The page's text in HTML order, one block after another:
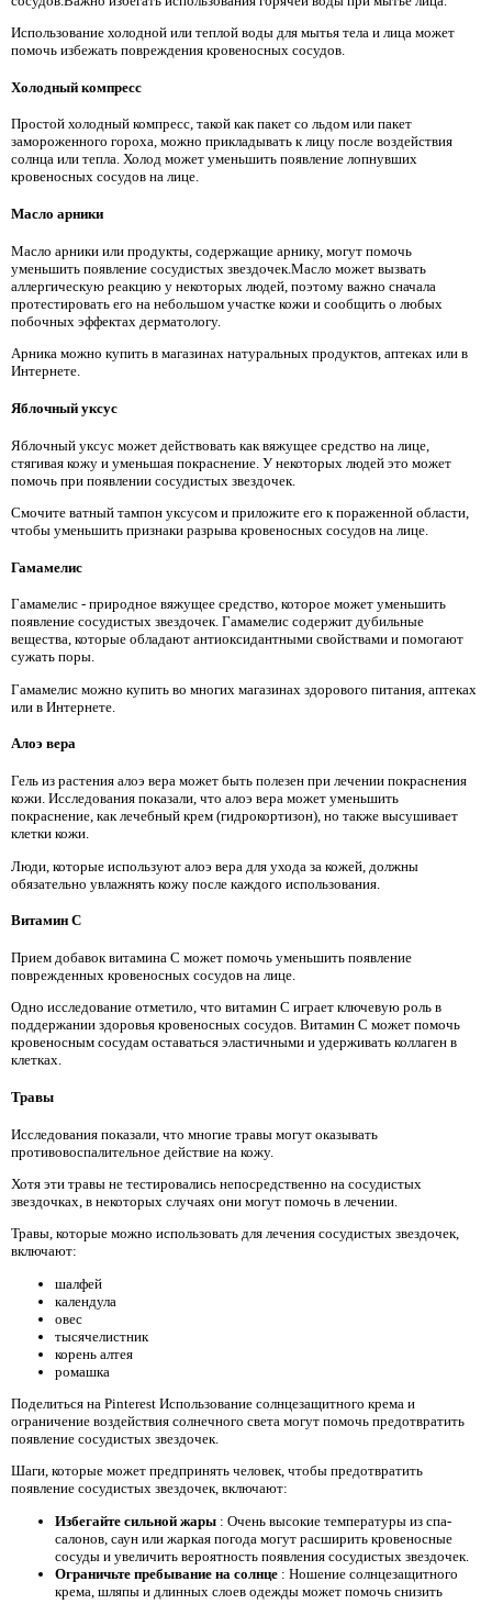
Использование холодной или теплой воды для мытья тела и лица может
помочь избежать повреждения кровеносных сосудов.
Холодный компресс
Простой холодный компресс, такой как пакет со льдом или пакет
замороженного гороха, можно прикладывать к лицу после воздействия
солнца или тепла. Холод может уменьшить появление лопнувших
кровеносных сосудов на лице.
Масло арники
Масло арники или продукты, содержащие арнику, могут помочь
уменьшить появление сосудистых звездочек.Масло может вызвать
аллергическую реакцию у некоторых людей, поэтому важно сначала
протестировать его на небольшом участке кожи и сообщить о любых
побочных эффектах дерматологу.
Арника можно купить в магазинах натуральных продуктов, аптеках или в
Интернете.
Яблочный уксус
Яблочный уксус может действовать как вяжущее средство на лице,
стягивая кожу и уменьшая покраснение. У некоторых людей это может
помочь при появлении сосудистых звездочек.
Смочите ватный тампон уксусом и приложите его к пораженной области,
чтобы уменьшить признаки разрыва кровеносных сосудов на лице.
Гамамелис
Гамамелис - природное вяжущее средство, которое может уменьшить
появление сосудистых звездочек. Гамамелис содержит дубильные
вещества, которые обладают антиоксидантными свойствами и помогают
сужать поры.
Гамамелис можно купить во многих магазинах здорового питания, аптеках
или в Интернете.
Алоэ вера
Гель из растения алоэ вера может быть полезен при лечении покраснения
кожи. Исследования показали, что алоэ вера может уменьшить
покраснение, как лечебный крем (гидрокортизон), но также высушивает
клетки кожи.
Люди, которые используют алоэ вера для ухода за кожей, должны
обязательно увлажнять кожу после каждого использования.
Витамин C
Прием добавок витамина C может помочь уменьшить появление
поврежденных кровеносных сосудов на лице.
Одно исследование отметило, что витамин С играет ключевую роль в
поддержании здоровья кровеносных сосудов. Витамин С может помочь
кровеносным сосудам оставаться эластичными и удерживать коллаген в
клетках.
Травы
Исследования показали, что многие травы могут оказывать
противовоспалительное действие на кожу.
Хотя эти травы не тестировались непосредственно на сосудистых
звездочках, в некоторых случаях они могут помочь в лечении.
Травы, которые можно использовать для лечения сосудистых звездочек,
включают:
шалфей
календула
овес
тысячелистник
корень алтея
ромашка
Поделиться на Pinterest Использование солнцезащитного крема и
ограничение воздействия солнечного света могут помочь предотвратить
появление сосудистых звездочек.
Шаги, которые может предпринять человек, чтобы предотвратить
появление сосудистых звездочек, включают:
Избегайте сильной жары : Очень высокие температуры из спа-
салонов, саун или жаркая погода могут расширить кровеносные
сосуды и увеличить вероятность появления сосудистых звездочек.
Ограничьте пребывание на солнце : Ношение солнцезащитного
крема, шляпы и длинных слоев одежды может помочь снизить